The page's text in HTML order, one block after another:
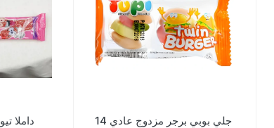
جلي بوبي برجر مزدوج عادي 14
داملا